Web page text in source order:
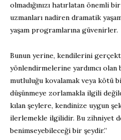
olmadığınızı hatırlatan önemli
uzmanları nadiren dramatik
yaşam programlarına güvenirler.
Bunun yerine, kendilerini
yönlendirmelerine yardımcı
mutluluğu kovalamak veya kötü
düşünmeye zorlamakla ilgili
kılan şeylere, kendinize uygun
ilerlemekle ilgilidir. Bu zihniyet
benimseyebileceği bir şeydir.”